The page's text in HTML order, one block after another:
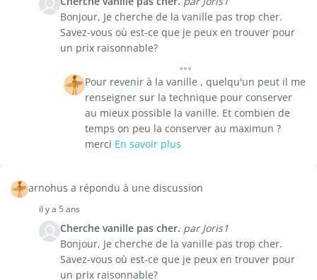
Bonjour, Je cherche de la vanille pas trop cher.
Savez-vous où est-ce que je peux en trouver pour
un prix raisonnable?
Pour revenir à la vanille , quelqu'un peut il me
renseigner sur la technique pour conserver
au mieux possible la vanille. Et combien de
temps on peu la conserver au maximun ?
merci En savoir plus
arnohus a répondu à une discussion
il y a 5 ans
Cherche vanille pas cher. par Joris1
Bonjour, Je cherche de la vanille pas trop cher.
Savez-vous où est-ce que je peux en trouver pour
un prix raisonnable?